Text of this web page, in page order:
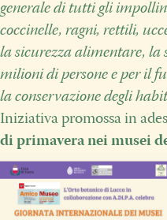
generale di tutti gli
coccinelle, ragni, rettili,
la sicurezza alimentare, la
milioni di persone e per il
la conservazione degli
Iniziativa promossa in
di primavera nei musei